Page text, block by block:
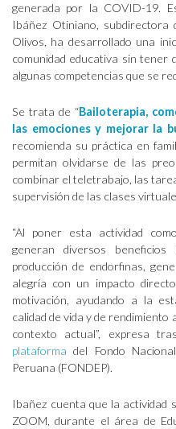
generada por la COVID-19.
Ibáñez Otiniano, subdirectora
Olivos, ha desarrollado una
comunidad educativa sin tener
algunas competencias que se
Se trata de “Bailoterapia,
las emociones y mejorar la
recomienda su práctica en
permitan olvidarse de las
combinar el teletrabajo, las
supervisión de las clases
“Al poner esta actividad
generan diversos
producción de endorfinas,
alegría con un impacto
motivación, ayudando a la
calidad de vida y de rendimiento
contexto actual”, expresa
plataforma del Fondo
Peruana (FONDEP).
Ibañez cuenta que la actividad
ZOOM, durante el área de